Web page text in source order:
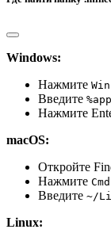
Windows:
Нажмите
Введите
Нажмите
macOS:
Откройте
Нажмите
Введите ~/
Linux: